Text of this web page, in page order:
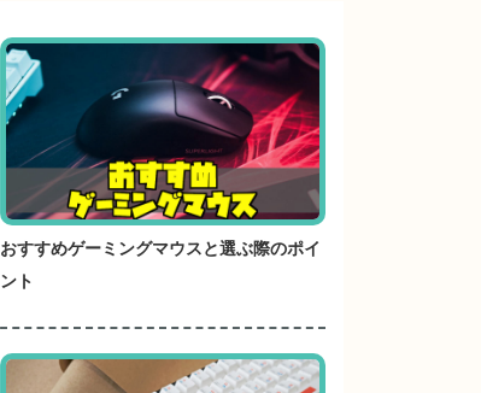
おすすめゲーミングマウスと選ぶ際のポイ
ント